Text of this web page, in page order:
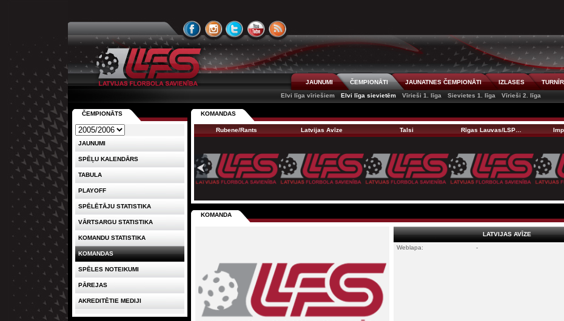
JAUNUMI ČEMPIONĀTI JAUNATNES ČEMPIONĀTI IZLASES
Elvi līga vīriešiem
Elvi līga sievietēm Vīrieši 1. līga Sievietes 1. līga Vīrieši 2. līga
KOMANDAS
Rubene/Rants Latvijas Avīze Talsi Rīgas Lauvas/LSP…
KOMANDA
LATVIJAS AVĪZE
Weblapa:
-
ČEMPIONĀTS
JAUNUMI
SPĒĻU KALENDĀRS
TABULA
PLAYOFF
SPĒLĒTĀJU STATISTIKA
VĀRTSARGU STATISTIKA
KOMANDU STATISTIKA
KOMANDAS
SPĒLES NOTEIKUMI
PĀREJAS
AKREDITĒTIE MEDIJI